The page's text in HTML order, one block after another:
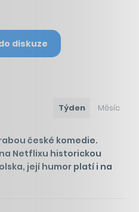
diskuze
Týden Měsíc
české komedie.
Netflixu historickou
její humor platí i na